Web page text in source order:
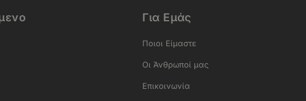
Για Εμάς
Ποιοι Είμαστε
Οι Άνθρωποί μας
Επικοινωνία